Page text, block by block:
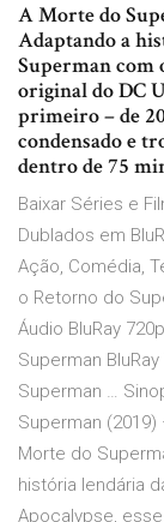
A Morte do
Adaptando a
Superman com
original do DC
primeiro – de
condensado e
dentro de 75
Baixar Séries e
Dublados em
Ação, Comédia,
o Retorno do
Áudio BluRay
Superman
Superman …
Superman
Morte do
história lendária
Apocalypse,